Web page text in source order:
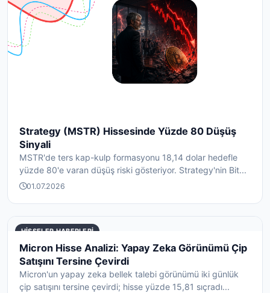
Strategy (MSTR) Hissesinde Yüzde 80 Düşüş
Sinyali
MSTR'de ters kap-kulp formasyonu 18,14 dolar hedefle
yüzde 80'e varan düşüş riski gösteriyor. Strategy'nin Bit...
01.07.2026
HISSELER HABERLERI
Micron Hisse Analizi: Yapay Zeka Görünümü Çip
Satışını Tersine Çevirdi
Micron'un yapay zeka bellek talebi görünümü iki günlük
çip satışını tersine çevirdi; hisse yüzde 15,81 sıçradı...